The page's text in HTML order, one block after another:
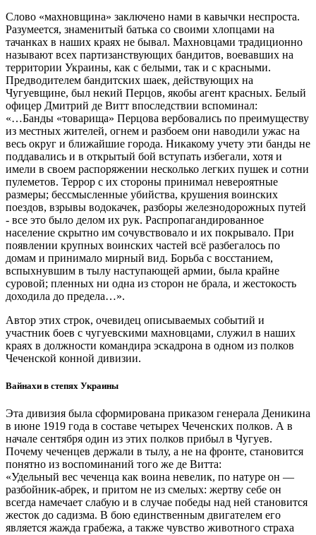
Слово «махновщина» заключено нами в кавычки неспроста.
Разумеется, знаменитый батька со своими хлопцами на
тачанках в наших краях не бывал. Махновцами традиционно
называют всех партизанствующих бандитов, воевавших на
территории Украины, как с белыми, так и с красными.
Предводителем бандитских шаек, действующих на
Чугуевщине, был некий Перцов, якобы агент красных. Белый
офицер Дмитрий де Витт впоследствии вспоминал:
«…Банды «товарища» Перцова вербовались по преимуществу
из местных жителей, огнем и разбоем они наводили ужас на
весь округ и ближайшие города. Никакому учету эти банды не
поддавались и в открытый бой вступать избегали, хотя и
имели в своем распоряжении несколько легких пушек и сотни
пулеметов. Teppop с их стороны принимал невероятные
размеры; бессмысленные убийства, крушения воинских
поездов, взрывы водокачек, разборы железнодорожных путей
- все это было делом их рук. Распропагандированное
население скрытно им сочувствовало и их покрывало. При
появлении крупных воинских частей всё разбегалось по
домам и принимало мирный вид. Борьба с восстанием,
вспыхнувшим в тылу наступающей армии, была крайне
суровой; пленных ни одна из сторон не брала, и жестокость
доходила до предела…».
Автор этих строк, очевидец описываемых событий и
участник боев с чугуевскими махновцами, служил в наших
краях в должности командира эскадрона в одном из полков
Чеченской конной дивизии.
Вайнахи в степях Украины
Эта дивизия была сформирована приказом генерала Деникина
в июне 1919 года в составе четырех Чеченских полков. А в
начале сентября один из этих полков прибыл в Чугуев.
Почему чеченцев держали в тылу, а не на фронте, становится
понятно из воспоминаний того же де Витта:
«Удельный вес чеченца как воина невелик, по натуре он —
разбойник-абрек, и притом не из смелых: жертву себе он
всегда намечает слабую и в случае победы над ней становится
жесток до садизма. В бою единственным двигателем его
является жажда грабежа, а также чувство животного страха